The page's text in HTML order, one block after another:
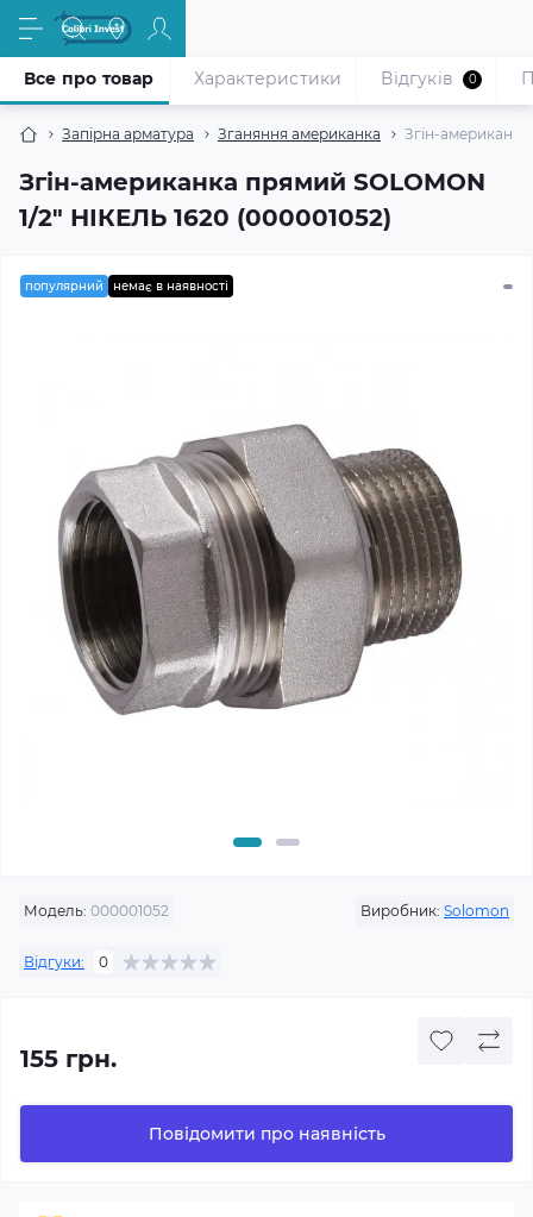
Запірна арматура Зганяння американка Згін-
Згін-американка прямий SOLOMON
1/2″ НІКЕЛЬ 1620 (000001052)
Все про товар Характеристики Відгуків 0
популярний немає в наявності
Модель: 000001052 Виробник: Solomon
Відгуки: 0
155 грн.
Повідомити про наявність